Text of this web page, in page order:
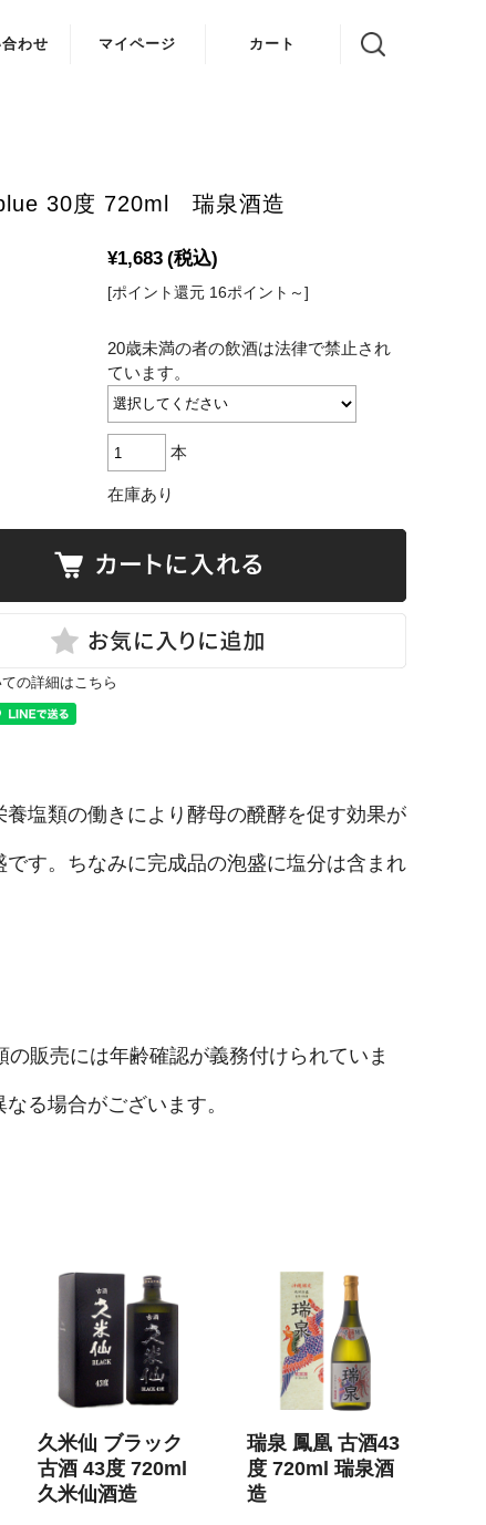
わせ マイページ カート
30度 720ml 瑞泉酒造
¥1,683 (税込)
[ポイント還元 16ポイント～]
20歳未満の者の飲酒は法律で禁止され
ています。
本
在庫あり
の詳細はこちら
塩類の働きにより酵母の醗酵を促す効果が
す。ちなみに完成品の泡盛に塩分は含まれ
販売には年齢確認が義務付けられていま
る場合がございます。
久米仙 ブラック
古酒 43度 720ml
久米仙酒造
瑞泉 鳳凰 古酒43
度 720ml 瑞泉酒
造